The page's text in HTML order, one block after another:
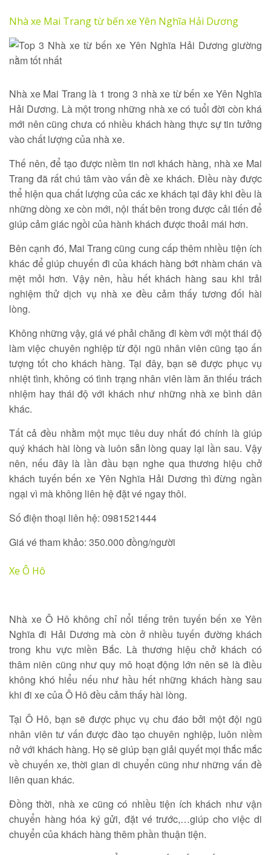
Nhà xe Mai Trang từ bến xe Yên Nghĩa Hải Dương
Nhà xe Mai Trang là 1 trong 3 nhà xe từ bến xe Yên Nghĩa
Hải Dương. Là một trong những nhà xe có tuổi đời còn khá
mới nên cũng chưa có nhiều khách hàng thực sự tin tưởng
vào chất lượng của nhà xe.
Thế nên, để tạo được niềm tin nơi khách hàng, nhà xe Mai
Trang đã rất chú tâm vào vấn đề xe khách. Điều này được
thể hiện qua chất lượng của các xe khách tại đây khi đều là
những dòng xe còn mới, nội thất bên trong được cải tiến để
giúp cảm giác ngồi của hành khách được thoải mái hơn.
Bên cạnh đó, Mai Trang cũng cung cấp thêm nhiều tiện ích
khác để giúp chuyến đi của khách hàng bớt nhàm chán và
mệt mỏi hơn. Vậy nên, hầu hết khách hàng sau khi trải
nghiệm thử dịch vụ nhà xe đều cảm thấy tương đối hài
lòng.
Không những vậy, giá vé phải chăng đi kèm với một thái độ
làm việc chuyên nghiệp từ đội ngũ nhân viên cũng tạo ấn
tượng tốt cho khách hàng. Tại đây, bạn sẽ được phục vụ
nhiệt tình, không có tình trạng nhân viên làm ăn thiếu trách
nhiệm hay thái độ với khách như những nhà xe bình dân
khác.
Tất cả đều nhằm một mục tiêu duy nhất đó chính là giúp
quý khách hài lòng và luôn sẵn lòng quay lại lần sau. Vậy
nên, nếu đây là lần đầu bạn nghe qua thương hiệu chở
khách tuyến bến xe Yên Nghĩa Hải Dương thì đừng ngần
ngại vì mà không liên hệ đặt vé ngay thôi.
Số điện thoại liên hệ: 0981521444
Giá vé tham khảo: 350.000 đồng/người
Xe Ô Hô
Nhà xe Ô Hô không chỉ nổi tiếng trên tuyến bến xe Yên
Nghĩa đi Hải Dương mà còn ở nhiều tuyến đường khách
trong khu vực miền Bắc. Là thương hiệu chở khách có
thâm niên cũng như quy mô hoạt động lớn nên sẽ là điều
không khó hiểu nếu như hầu hết những khách hàng sau
khi đi xe của Ô Hô đều cảm thấy hài lòng.
Tại Ô Hô, bạn sẽ được phục vụ chu đáo bởi một đội ngũ
nhân viên tư vấn được đào tạo chuyên nghiệp, luôn niềm
nở với khách hàng. Họ sẽ giúp bạn giải quyết mọi thắc mắc
về chuyến xe, thời gian di chuyển cũng như những vấn đề
liên quan khác.
Đồng thời, nhà xe cũng có nhiều tiện ích khách như vận
chuyển hàng hóa ký gửi, đặt vé trước,…giúp cho việc di
chuyển của khách hàng thêm phần thuận tiện.